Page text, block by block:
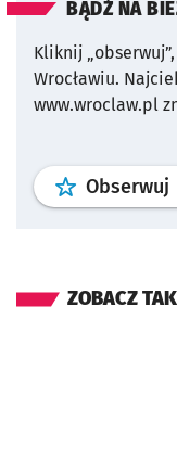
BĄDŹ NA
Kliknij
Wrocławiu.
www.wroclaw.pl
Obserwuj
ZOBACZ